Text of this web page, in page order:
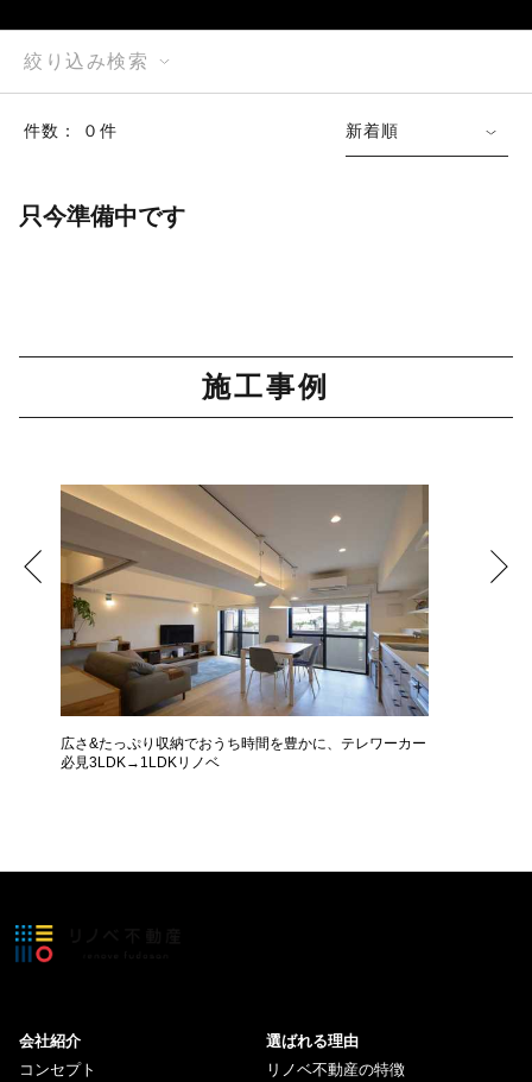
絞り込み検索
件数： ０件 新着順
只今準備中です
施工事例
広さ&たっぷり収納でおうち時間を豊かに、テレワーカー
必見3LDK→1LDKリノベ
会社紹介
コンセプト
選ばれる理由
リノベ不動産の特徴